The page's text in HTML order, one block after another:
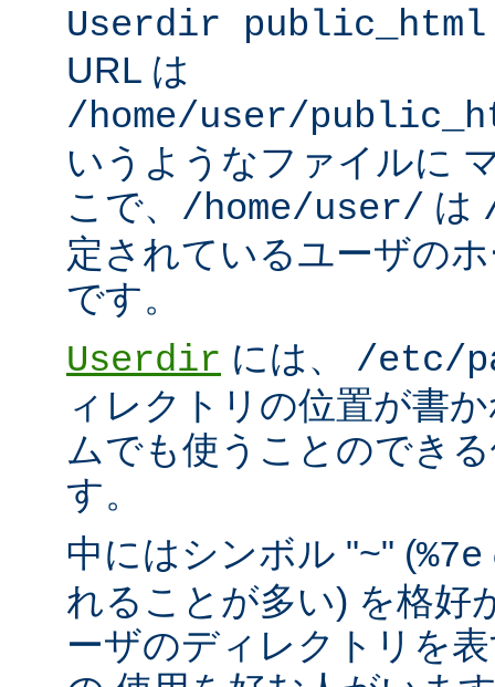
Userdir public_html
URL は
/home/user/
いうようなファイルに
こで、 /home/user/ は
定されているユーザの
です。
Userdir には、 /etc/
ィレクトリの位置が書
ムでも使うことのでき
す。
中にはシンボル "~" (%7e
れることが多い) を格好
ーザのディレクトリを